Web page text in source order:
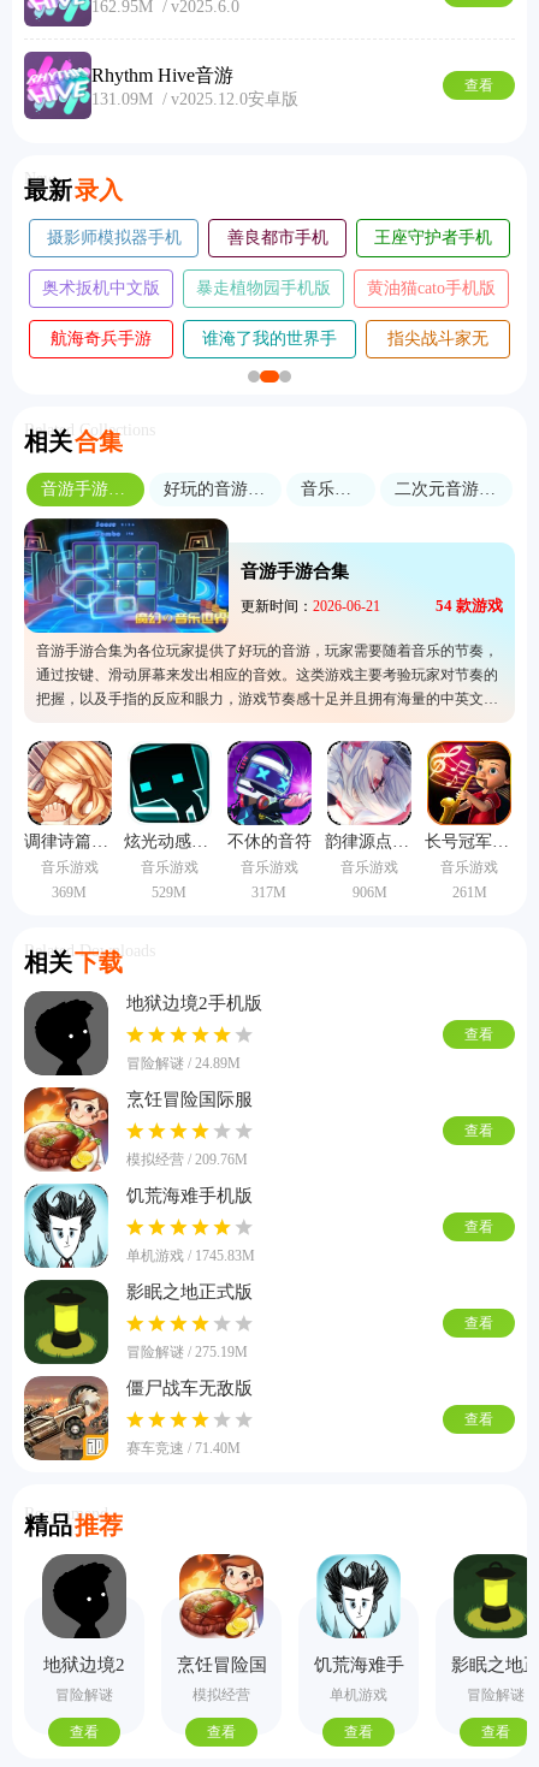
162.95M v2025.6.0
Rhythm Hive音游
131.09M v2025.12.0安卓版
查看
最新录入
New
摄影师模拟器手机
版
善良都市手机
版
王座守护者手机
版
奥术扳机中文版
暴走植物园手机版 黄油猫cato手机版
航海奇兵手游
谁淹了我的世界手
机版
指尖战斗家无
相关合集
Related Collections
音游手游合集 好玩的音游手游 音乐节奏 二次元音游手游
音游手游合集
更新时间： 2026-06-21 54 款游戏
音游手游合集为各位玩家提供了好玩的音游，玩家需要随着音乐的节奏，
通过按键、滑动屏幕来发出相应的音效。这类游戏主要考验玩家对节奏的
把握，以及手指的反应和眼力，游戏节奏感十足并且拥有海量的中英文音
乐，满足不同玩家的要求。同时游戏内拥有非常梦幻的设计，玩家可以在
梦幻的音乐世界里上演一段前所未有的音舞狂欢。
调律诗篇手机版
音乐游戏
369M
炫光动感完整版
音乐游戏
529M
不休的音符
音乐游戏
317M
韵律源点arcaea
音乐游戏
906M
长号冠军手机版
音乐游戏
261M
相关下载
Related Downloads
地狱边境2手机版
冒险解谜 / 24.89M
查看
烹饪冒险国际服
模拟经营 / 209.76M
查看
饥荒海难手机版
单机游戏 / 1745.83M
查看
影眠之地正式版
冒险解谜 / 275.19M
查看
僵尸战车无敌版
赛车竞速 / 71.40M
查看
精品推荐
Recommend
地狱边境2
手机版
冒险解谜
查看
烹饪冒险国
际服
模拟经营
查看
饥荒海难手
机版
单机游戏
查看
影眠之地
式版
冒险解谜
查看